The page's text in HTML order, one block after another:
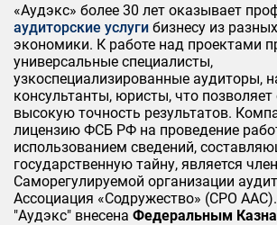
«Аудэкс» более 30 лет оказывает
аудиторские услуги бизнесу из
экономики. К работе над проектами
универсальные специалисты,
узкоспециализированные аудиторы,
консультанты, юристы, что позволяет
высокую точность результатов.
лицензию ФСБ РФ на проведение
использованием сведений,
государственную тайну, является
Саморегулируемой организации
Ассоциация «Содружество» (СРО
"Аудэкс" внесена Федеральным